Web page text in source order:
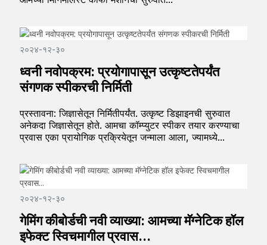
२०२४-१२-३०
ध्वनी नवोपक्रम: प्रयोगापासून उत्कृष्टतेपर्यंत
संगणक स्पीकरची निर्मिती
प्रस्तावना: जिज्ञासेतून निर्मितीपर्यंत. उत्कृष्ट डिझाइनची सुरुवात
अनेकदा जिज्ञासेतून होते. आमचा कॉम्प्युटर स्पीकर तयार करण्याचा
प्रवास एका प्रायोगिक प्रक्रियेतून जन्माला आला, ज्यामध्ये...
२०२४-१२-३०
गेमिंग कीबोर्डची नवी व्याख्या: आमच्या मॅग्नेटिक हॉल
इफेक्ट स्विचमागील प्रवास...